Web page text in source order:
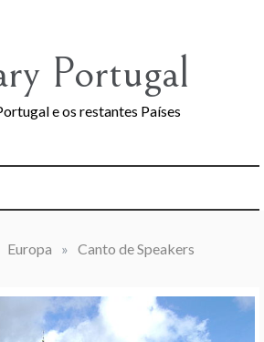
Portugal
e os restantes Países
Europa » Canto de Speakers